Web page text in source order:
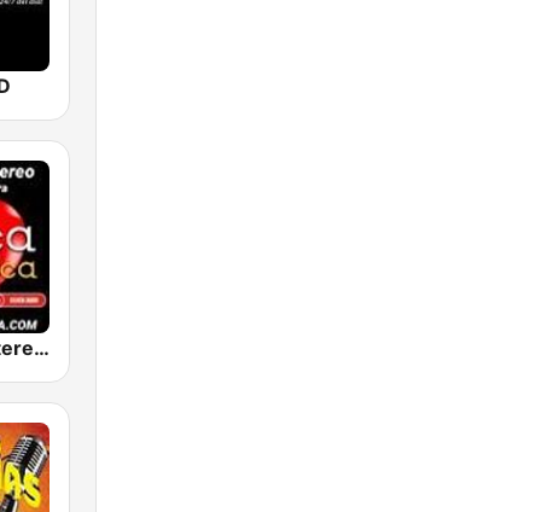
Romantica Stereo con Dj Pajaro Herrera